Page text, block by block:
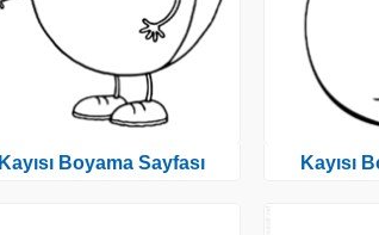
Kayısı Boyama Sayfası Kayısı